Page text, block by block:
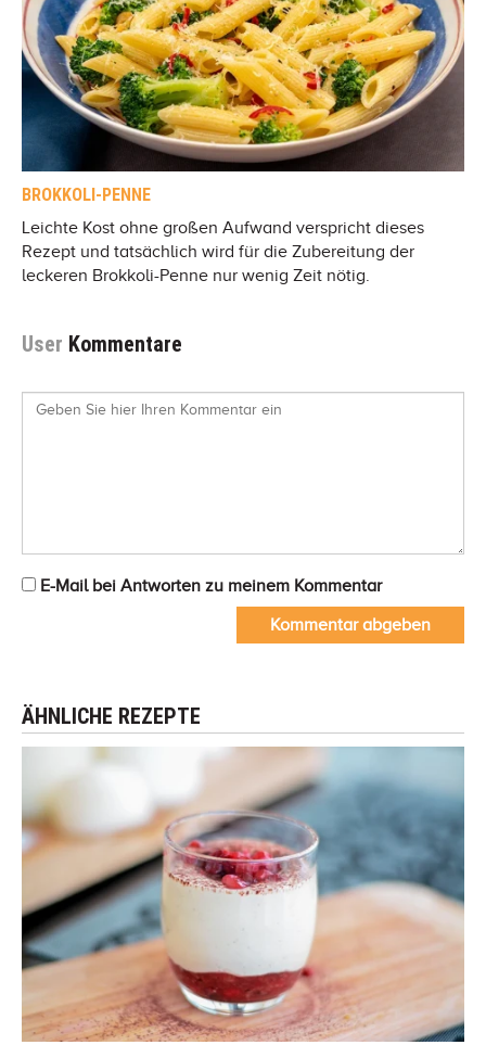
BROKKOLI-PENNE
Leichte Kost ohne großen Aufwand verspricht dieses
Rezept und tatsächlich wird für die Zubereitung der
leckeren Brokkoli-Penne nur wenig Zeit nötig.
User Kommentare
E-Mail bei Antworten zu meinem Kommentar
Kommentar abgeben
ÄHNLICHE REZEPTE